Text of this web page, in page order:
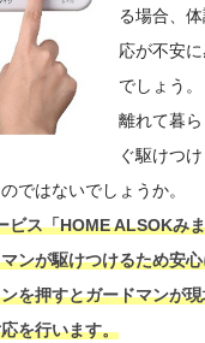
る場合、
応が不安
でしょう
離れて暮
ぐ駆けつ
ではないでしょうか。
ビス「HOME ALSOKみ
ンが駆けつけるため安
を押すとガードマンが
を行います。